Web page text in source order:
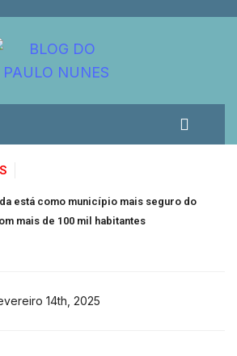
está como município mais seguro do
mais de 100 mil habitantes
14th, 2025